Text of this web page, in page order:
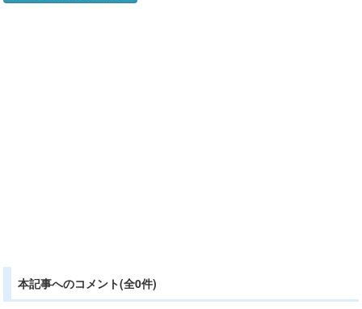
本記事へのコメント(全0件)